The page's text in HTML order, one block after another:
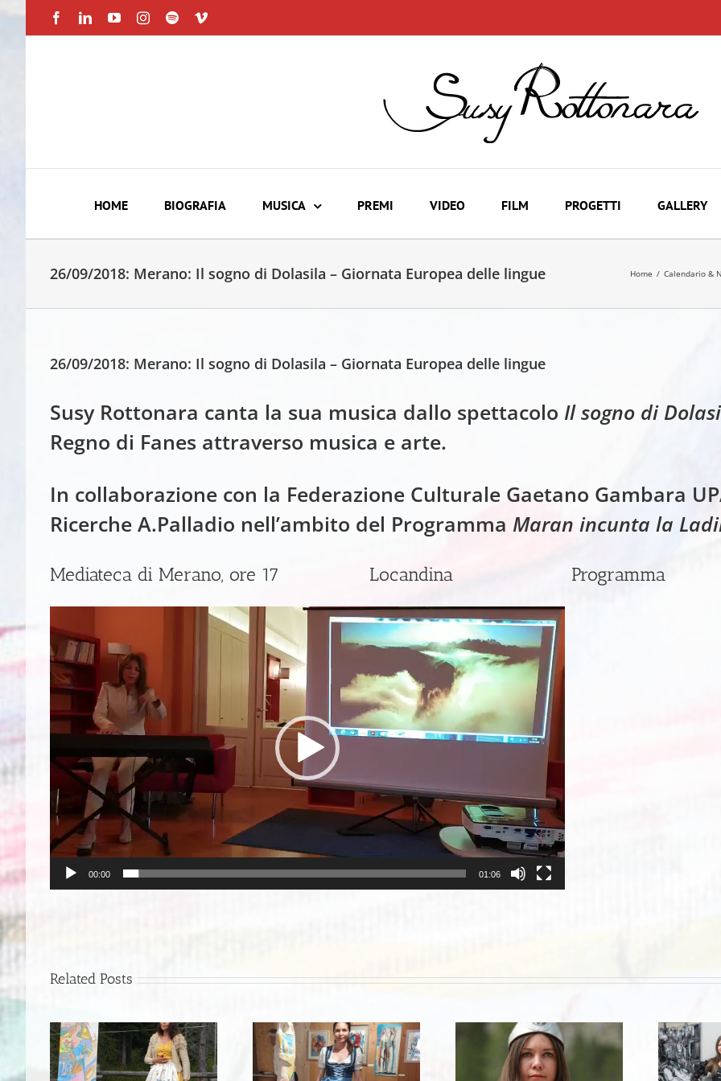
FacebookLinkedInYouTubeInstagram
SpotifyVimeo
HOME BIOGRAFIA MUSICA PREMI VIDEO FILM PROGETTI GALLERY
26/09/2018: Merano: Il sogno di Dolasila – Giornata Europea delle lingue Home / Calendario &
26/09/2018: Merano: Il sogno di Dolasila – Giornata Europea delle lingue
Susy Rottonara canta la sua musica dallo spettacolo Il sogno di
Regno di Fanes attraverso musica e arte.
In collaborazione con la Federazione Culturale Gaetano Gambara
Ricerche A.Palladio nell’ambito del Programma Maran incunta la
Mediateca di Merano, ore 17 Locandina Programma
Player
00:00 01:06
Related Posts